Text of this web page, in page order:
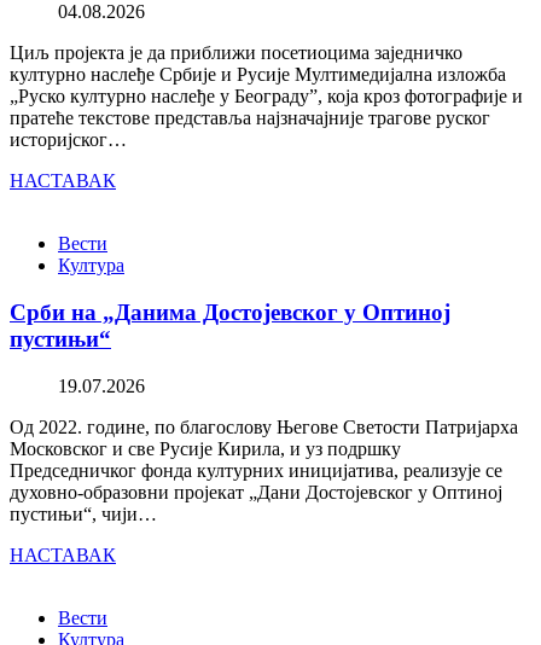
04.08.2026
Циљ пројекта је да приближи посетиоцима заједничко
културно наслеђе Србије и Русије Мултимедијална изложба
„Руско културно наслеђе у Београду”, која кроз фотографије и
пратеће текстове представља најзначајније трагове руског
историјског…
НАСТАВАК
Вести
Култура
Срби на „Данима Достојевског у Оптиној
пустињи“
19.07.2026
Од 2022. године, по благослову Његове Светости Патријарха
Московског и све Русије Кирила, и уз подршку
Председничког фонда културних иницијатива, реализује се
духовно-образовни пројекат „Дани Достојевског у Оптиној
пустињи“, чији…
НАСТАВАК
Вести
Култура